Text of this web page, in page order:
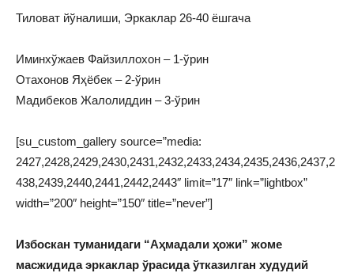
Тиловат йўналиши, Эркаклар 26-40 ёшгача
Иминхўжаев Файзиллохон – 1-ўрин
Отахонов Яҳёбек – 2-ўрин
Мадибеков Жалолиддин – 3-ўрин
[su_custom_gallery source=”media:
2427,2428,2429,2430,2431,2432,2433,2434,2435,2436,2437,2
438,2439,2440,2441,2442,2443″ limit=”17″ link=”lightbox”
width=”200″ height=”150″ title=”never”]
Избоскан туманидаги “Аҳмадали ҳожи” жоме
масжидида эркаклар ўрасида ўтказилган худудий